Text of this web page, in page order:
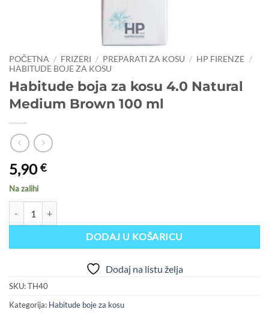
POČETNA / FRIZERI / PREPARATI ZA KOSU / HP FIRENZE /
HABITUDE BOJE ZA KOSU
Habitude boja za kosu 4.0 Natural
Medium Brown 100 ml
5,90€
Na zalihi
DODAJ U KOŠARICU
Dodaj na listu želja
SKU:TH40
Kategorija: Habitude boje za kosu